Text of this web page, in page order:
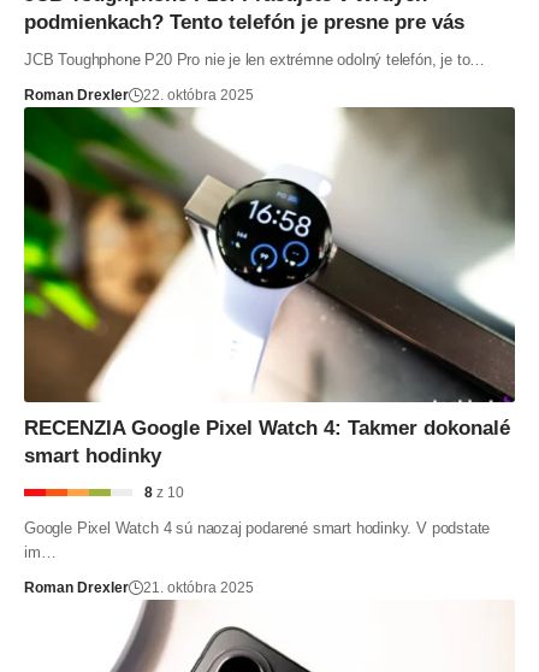
podmienkach? Tento telefón je presne pre vás
JCB Toughphone P20 Pro nie je len extrémne odolný telefón, je to…
Roman Drexler 22. októbra 2025
RECENZIA Google Pixel Watch 4: Takmer dokonalé
smart hodinky
8 z 10
Google Pixel Watch 4 sú naozaj podarené smart hodinky. V podstate
im…
Roman Drexler 21. októbra 2025